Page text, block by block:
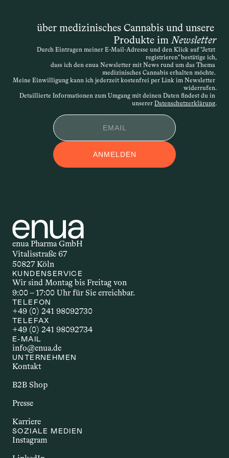
ist die Definition offen – entscheidend
ist, dass die Therapie medizinisch
nachvollziehbar begründet wird. Die
Verordnung kann daher sehr individuell
erfolgen. Wird der Antrag abgelehnt,
besteht die Möglichkeit des
APPLIKATIONSFOR
M
oder Creme: Die Form der Anwendung
beeinflusst, wie schnell und wie stark
der Wirkstoff wirkt. Welche
Applikationsform gewählt wird, hängt
unter anderem vom Wirkstoff selbst,
dem gewünschten Effekt und den
individuellen Bedürfnissen ab.
AUTOIMMUNERKR
ANKUNG
chronische Störungen, bei denen das
Arthritis oder Morbus Crohn. Sie gehen
häufig mit Entzündungen und einer
über medizinisches Cannabis und unsere
Produkte im Newsletter
Durch Eintragen meiner E-Mail-Adresse und den Klick auf "Jetzt
registrieren" bestätige ich,
dass ich den enua Newsletter mit News rund um das Thema
medizinisches Cannabis erhalten möchte.
Meine Einwilligung kann ich jederzeit kostenfrei per Link im Newsletter
widerrufen.
Detaillierte Informationen zum Umgang mit deinen Daten findest du in
unserer Datenschutzerklärung.
ANMELDEN
enua Pharma GmbH
Vitalisstraße 67
50827 Köln
KUNDENSERVICE
Wir sind Montag bis Freitag von
9:00 – 17:00 Uhr für Sie erreichbar.
TELEFON
+49 (0) 241 98092730
TELEFAX
+49 (0) 241 98092734
E-MAIL
info@enua.de
UNTERNEHMEN
Kontakt
B2B Shop
Presse
Karriere
SOZIALE MEDIEN
Instagram